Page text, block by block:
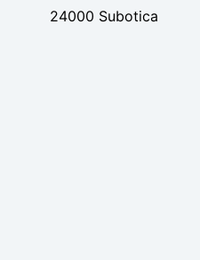
24000 Subotica